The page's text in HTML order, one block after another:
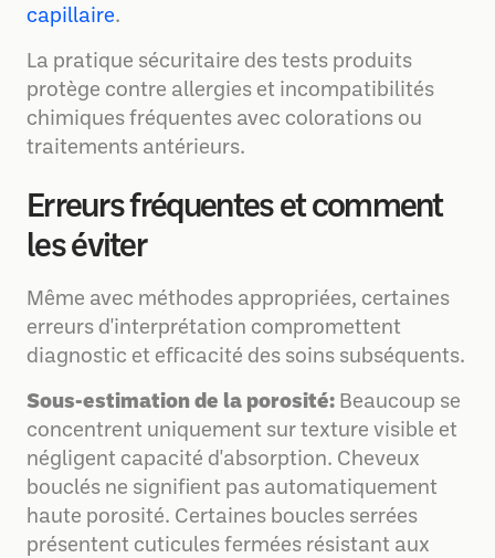
capillaire.
La pratique sécuritaire des tests produits
protège contre allergies et incompatibilités
chimiques fréquentes avec colorations ou
traitements antérieurs.
Erreurs fréquentes et comment
les éviter
Même avec méthodes appropriées, certaines
erreurs d'interprétation compromettent
diagnostic et efficacité des soins subséquents.
Sous-estimation de la porosité: Beaucoup se
concentrent uniquement sur texture visible et
négligent capacité d'absorption. Cheveux
bouclés ne signifient pas automatiquement
haute porosité. Certaines boucles serrées
présentent cuticules fermées résistant aux